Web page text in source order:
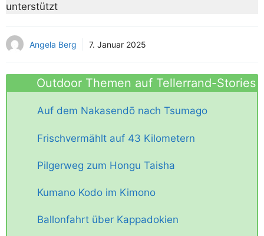
unterstützt
Angela Berg 7. Januar 2025
Outdoor Themen auf Tellerrand-Stories
Auf dem Nakasendō nach Tsumago
Frischvermählt auf 43 Kilometern
Pilgerweg zum Hongu Taisha
Kumano Kodo im Kimono
Ballonfahrt über Kappadokien